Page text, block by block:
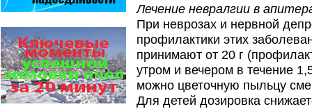
Пчелы общаются с помощью
языка танцев и звуков. Это…
Безукоризненно сильное
звено в системе
комплексного оздоровления
от болезней пчел и
повышения рентабельности
Лечение невралгии в
При неврозах и нервной
профилактики этих
принимают от 20 г
утром и вечером в течение
можно цветочную пыльцу
Для детей дозировка